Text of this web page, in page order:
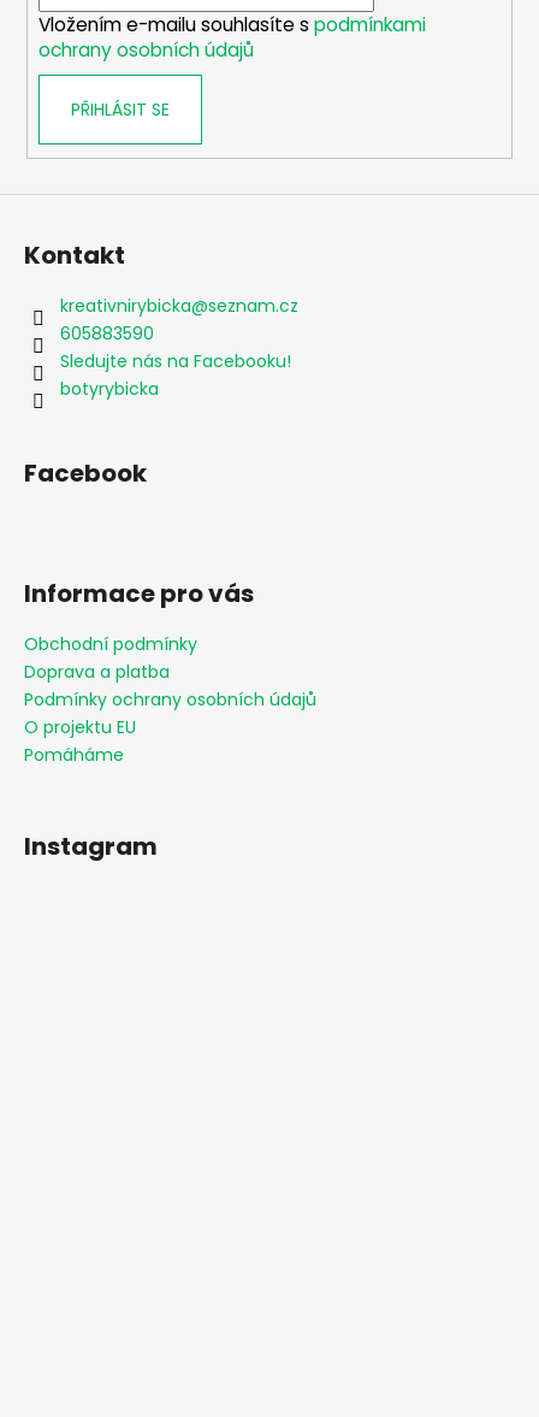
Vložením e-mailu souhlasíte s podmínkami
ochrany osobních údajů
PŘIHLÁSIT SE
Kontakt
kreativnirybicka@seznam.cz
605883590
Sledujte nás na Facebooku!
botyrybicka
Facebook
Informace pro vás
Obchodní podmínky
Doprava a platba
Podmínky ochrany osobních údajů
O projektu EU
Pomáháme
Instagram